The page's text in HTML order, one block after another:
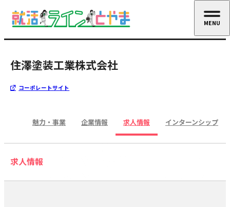
住澤塗装工業株式会社
コーポレートサイト
魅力・事業 企業情報 求人情報 インターンシップ
求人情報
MENU